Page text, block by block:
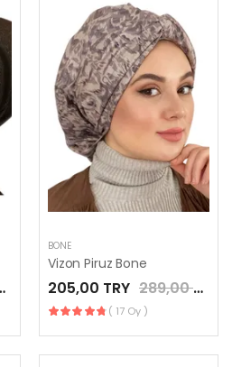
BONE
Vizon Piruz Bone
205,00 TRY 289,00 TRY
( 17 Oy )